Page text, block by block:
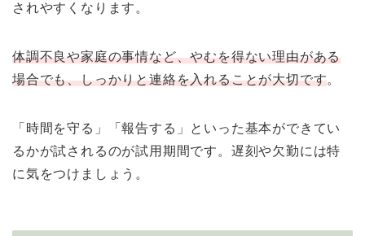
されやすくなります。
体調不良や家庭の事情など、やむを得ない理由がある
場合でも、しっかりと連絡を入れることが大切です。
「時間を守る」「報告する」といった基本ができてい
るかが試されるのが試用期間です。遅刻や欠勤には特
に気をつけましょう。